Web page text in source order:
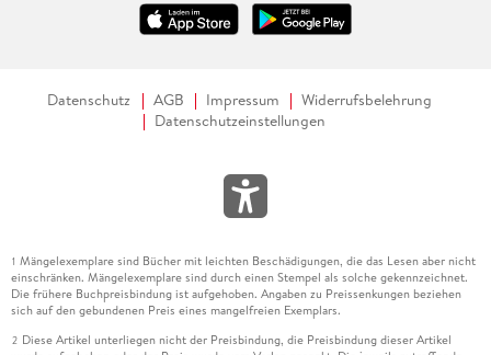
Datenschutz AGB Impressum
Widerrufsbelehrung
Datenschutzeinstellungen
1 Mängelexemplare sind Bücher mit leichten Beschädigungen, die das Lesen aber nicht
einschränken. Mängelexemplare sind durch einen Stempel als solche gekennzeichnet.
Die frühere Buchpreisbindung ist aufgehoben. Angaben zu Preissenkungen beziehen
sich auf den gebundenen Preis eines mangelfreien Exemplars.
2 Diese Artikel unterliegen nicht der Preisbindung, die Preisbindung dieser Artikel